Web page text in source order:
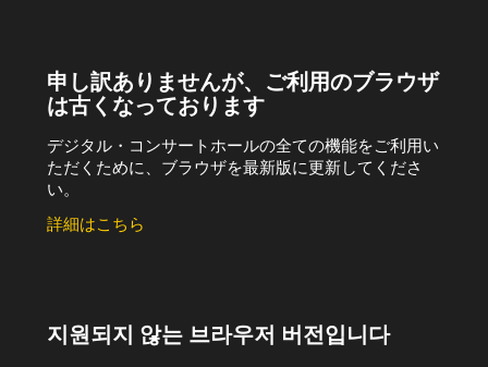
申し訳ありませんが、ご利用のブラウザ
は古くなっております
デジタル・コンサートホールの全ての機能をご利用い
ただくために、ブラウザを最新版に更新してくださ
い。
詳細はこちら
지원되지 않는 브라우저 버전입니다